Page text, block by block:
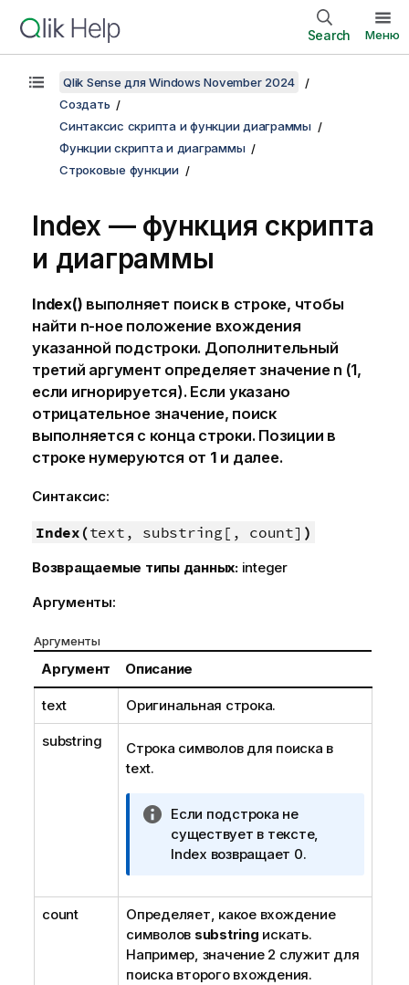
Search Меню
Qlik Sense для Windows November 2024
Создать
Синтаксис скрипта и функции диаграммы
Функции скрипта и диаграммы
Строковые функции
Index — функция скриптa
и диаграммы
Index() выполняет поиск в строке, чтобы
найти n-ное положение вхождения
указанной подстроки. Дополнительный
третий аргумент определяет значение n (1,
если игнорируется). Если указано
отрицательное значение, поиск
выполняется с конца строки. Позиции в
строке нумеруются от 1 и далее.
Синтаксис:
Index(text, substring[, count] )
Возвращаемые типы данных: integer
Аргументы:
Аргументы
Аргумент Описание
text Оригинальная строка.
substring
Строка символов для поиска в
text.
П
р
и
е
ч
а
н
и
Если подстрока не
существует в тексте,
Index возвращает 0.
count
Определяет, какое вхождение
символов substring искать.
Например, значение 2 служит для
поиска второго вхождения.